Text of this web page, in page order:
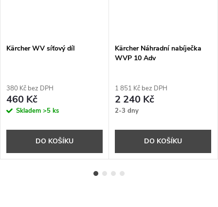
Kärcher WV síťový díl
380 Kč bez DPH
460 Kč
Skladem >5 ks
DO KOŠÍKU
Kärcher Náhradní nabíječka
WVP 10 Adv
1 851 Kč bez DPH
2 240 Kč
2-3 dny
DO KOŠÍKU